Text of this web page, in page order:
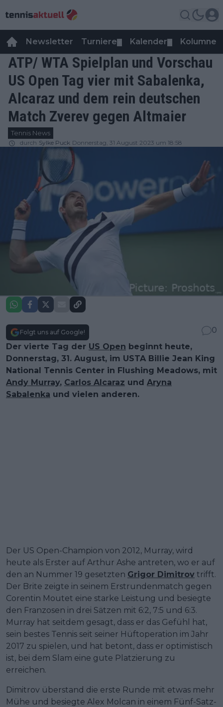
Newsletter Turniere Kalender Kolumnen
ATP/ WTA Spielplan und Vorschau
US Open Tag vier mit Sabalenka,
Alcaraz und dem rein deutschen
Match Zverev gegen Altmaier
Tennis News
durch Sylke Puck Donnerstag, 31 August 2023 um 18:58
Folgt uns auf Google!
0
Der vierte Tag der US Open beginnt heute,
Donnerstag, 31. August, im USTA Billie Jean King
National Tennis Center in Flushing Meadows, mit
Andy Murray, Carlos Alcaraz und Aryna
Sabalenka und vielen anderen.
Der US Open-Champion von 2012, Murray, wird
heute als Erster auf Arthur Ashe antreten, wo er auf
den an Nummer 19 gesetzten Grigor Dimitrov trifft.
Der Brite zeigte in seinem Erstrundenmatch gegen
Corentin Moutet eine starke Leistung und besiegte
den Franzosen in drei Sätzen mit 6:2, 7:5 und 6:3.
Murray hat seitdem gesagt, dass er das Gefühl hat,
sein bestes Tennis seit seiner Hüftoperation im Jahr
2017 zu spielen, und hat betont, dass er optimistisch
ist, bei dem Slam eine gute Platzierung zu
erreichen.
Dimitrov überstand die erste Runde mit etwas mehr
Mühe und besiegte Alex Molcan in einem Fünf-Satz-